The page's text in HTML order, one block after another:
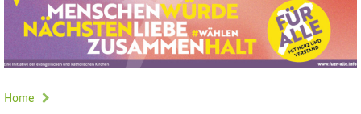
Home